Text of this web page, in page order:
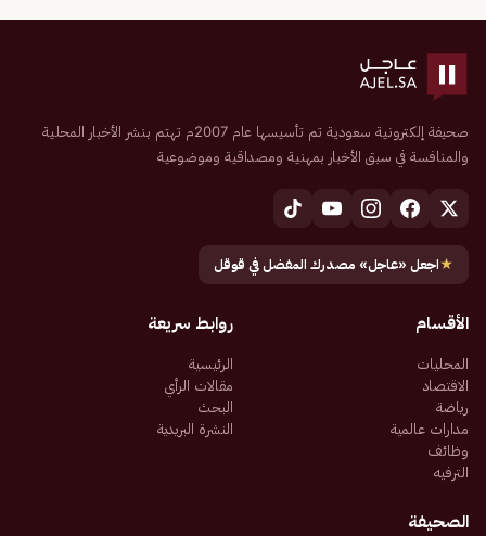
صحيفة إلكترونية سعودية تم تأسيسها عام 2007م تهتم بنشر الأخبار المحلية
والمنافسة في سبق الأخبار بمهنية ومصداقية وموضوعية
★اجعل «عاجل» مصدرك المفضل في قوقل
الأقسام
المحليات
الاقتصاد
رياضة
مدارات عالمية
وظائف
الترفيه
روابط سريعة
الرئيسية
مقالات الرأي
البحث
النشرة البريدية
الصحيفة